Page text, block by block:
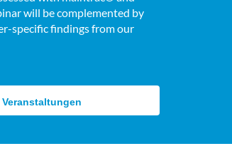
will be complemented by
specific findings from our
Veranstaltungen